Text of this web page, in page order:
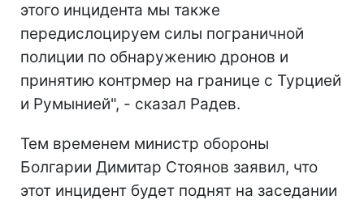
этого инцидента мы также
передислоцируем силы пограничной
полиции по обнаружению дронов и
принятию контрмер на границе с Турцией
и Румынией", - сказал Радев.
Тем временем министр обороны
Болгарии Димитар Стоянов заявил, что
этот инцидент будет поднят на заседании